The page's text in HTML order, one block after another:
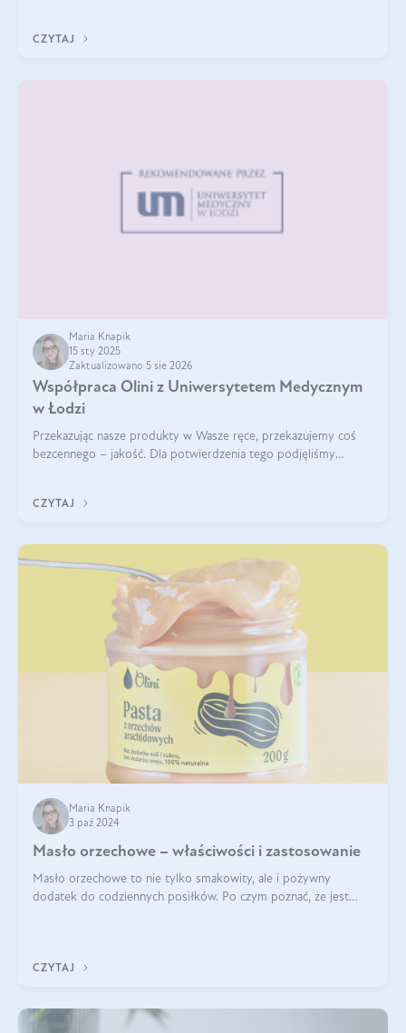
CZYTAJ
Maria Knapik
15 sty 2025
Zaktualizowano 5 sie 2026
Współpraca Olini z Uniwersytetem Medycznym
w Łodzi
Przekazując nasze produkty w Wasze ręce, przekazujemy coś
bezcennego – jakość. Dla potwierdzenia tego podjęliśmy
CZYTAJ
Maria Knapik
3 paź 2024
Masło orzechowe – właściwości i zastosowanie
Masło orzechowe to nie tylko smakowity, ale i pożywny
dodatek do codziennych posiłków. Po czym poznać, że jest
CZYTAJ